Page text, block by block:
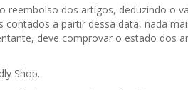
reembolso dos artigos, deduzindo o
a partir dessa data, nada
deve comprovar o estado dos
Shop.